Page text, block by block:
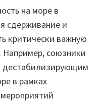
на море в
сдерживание и
критически важную
Например, союзники
дестабилизирующим
в рамках